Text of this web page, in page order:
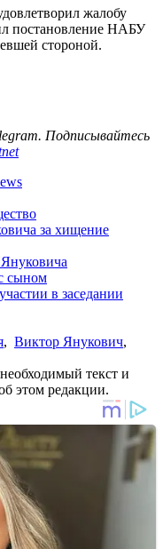
жалобу
постановление НАБУ
стороной.
Подписывайтесь
за хищение
сыном
в заседании
, Виктор Янукович,
текст и
этом редакции.